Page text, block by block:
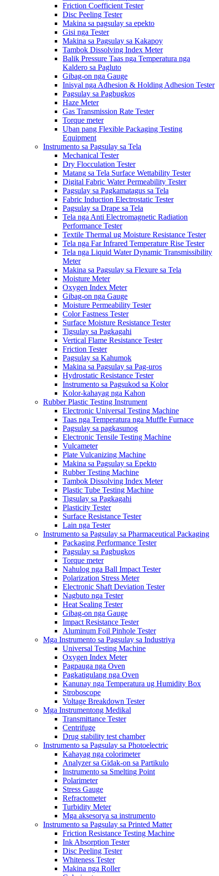
Friction Coefficient Tester
Disc Peeling Tester
Makina sa pagsulay sa epekto
Gisi nga Tester
Makina sa Pagsulay sa Kakapoy
Tambok Dissolving Index Meter
Balik Pressure Taas nga Temperatura nga
Kaldero sa Pagluto
Gibag-on nga Gauge
Inisyal nga Adhesion & Holding Adhesion Tester
Pagsulay sa Pagbugkos
Haze Meter
Gas Transmission Rate Tester
Torque meter
Uban pang Flexible Packaging Testing
Equipment
Instrumento sa Pagsulay sa Tela
Mechanical Tester
Dry Flocculation Tester
Matang sa Tela Surface Wettability Tester
Digital Fabric Water Permeability Tester
Pagsulay sa Pagkamatagus sa Tela
Fabric Induction Electrostatic Tester
Pagsulay sa Drape sa Tela
Tela nga Anti Electromagnetic Radiation
Performance Tester
Textile Thermal ug Moisture Resistance Tester
Tela nga Far Infrared Temperature Rise Tester
Tela nga Liquid Water Dynamic Transmissibility
Meter
Makina sa Pagsulay sa Flexure sa Tela
Moisture Meter
Oxygen Index Meter
Gibag-on nga Gauge
Moisture Permeability Tester
Color Fastness Tester
Surface Moisture Resistance Tester
Tigsulay sa Pagkagahi
Vertical Flame Resistance Tester
Friction Tester
Pagsulay sa Kahumok
Makina sa Pagsulay sa Pag-uros
Hydrostatic Resistance Tester
Instrumento sa Pagsukod sa Kolor
Kolor-kahayag nga Kahon
Rubber Plastic Testing Instrument
Electronic Universal Testing Machine
Taas nga Temperatura nga Muffle Furnace
Pagsulay sa pagkasunog
Electronic Tensile Testing Machine
Vulcameter
Plate Vulcanizing Machine
Makina sa Pagsulay sa Epekto
Rubber Testing Machine
Tambok Dissolving Index Meter
Plastic Tube Testing Machine
Tigsulay sa Pagkagahi
Plasticity Tester
Surface Resistance Tester
Lain nga Tester
Instrumento sa Pagsulay sa Pharmaceutical Packaging
Packaging Performance Tester
Pagsulay sa Pagbugkos
Torque meter
Nahulog nga Ball Impact Tester
Polarization Stress Meter
Electronic Shaft Deviation Tester
Nagbuto nga Tester
Heat Sealing Tester
Gibag-on nga Gauge
Impact Resistance Tester
Aluminum Foil Pinhole Tester
Mga Instrumento sa Pagsulay sa Industriya
Universal Testing Machine
Oxygen Index Meter
Pagpauga nga Oven
Pagkatigulang nga Oven
Kanunay nga Temperatura ug Humidity Box
Stroboscope
Voltage Breakdown Tester
Mga Instrumentong Medikal
Transmittance Tester
Centrifuge
Drug stability test chamber
Instrumento sa Pagsulay sa Photoelectric
Kahayag nga colorimeter
Analyzer sa Gidak-on sa Partikulo
Instrumento sa Smelting Point
Polarimeter
Stress Gauge
Refractometer
Turbidity Meter
Mga aksesorya sa instrumento
Instrumento sa Pagsulay sa Printed Matter
Friction Resistance Testing Machine
Ink Absorption Tester
Disc Peeling Tester
Whiteness Tester
Makina nga Roller